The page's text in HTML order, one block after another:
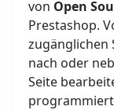
von Open
Prestashop.
zugänglichen
nach oder
Seite